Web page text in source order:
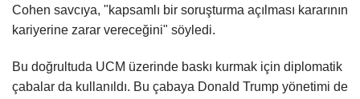
Cohen savcıya, "kapsamlı bir soruşturma açılması kararının
kariyerine zarar vereceğini" söyledi.
Bu doğrultuda UCM üzerinde baskı kurmak için diplomatik
çabalar da kullanıldı. Bu çabaya Donald Trump yönetimi de